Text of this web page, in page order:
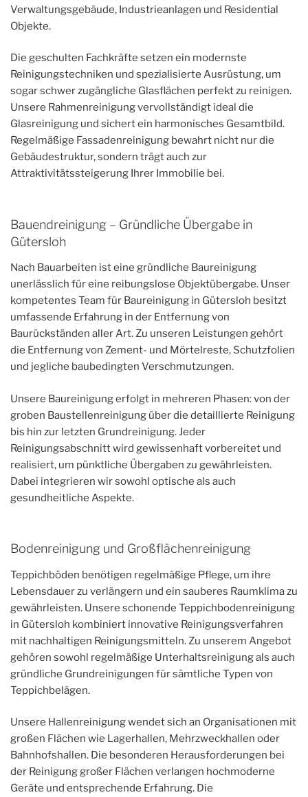
Verwaltungsgebäude, Industrieanlagen und Residential
Objekte.
Die geschulten Fachkräfte setzen ein modernste
Reinigungstechniken und spezialisierte Ausrüstung, um
sogar schwer zugängliche Glasflächen perfekt zu reinigen.
Unsere Rahmenreinigung vervollständigt ideal die
Glasreinigung und sichert ein harmonisches Gesamtbild.
Regelmäßige Fassadenreinigung bewahrt nicht nur die
Gebäudestruktur, sondern trägt auch zur
Attraktivitätssteigerung Ihrer Immobilie bei.
Bauendreinigung – Gründliche Übergabe in
Gütersloh
Nach Bauarbeiten ist eine gründliche Baureinigung
unerlässlich für eine reibungslose Objektübergabe. Unser
kompetentes Team für Baureinigung in Gütersloh besitzt
umfassende Erfahrung in der Entfernung von
Baurückständen aller Art. Zu unseren Leistungen gehört
die Entfernung von Zement- und Mörtelreste, Schutzfolien
und jegliche baubedingten Verschmutzungen.
Unsere Baureinigung erfolgt in mehreren Phasen: von der
groben Baustellenreinigung über die detaillierte Reinigung
bis hin zur letzten Grundreinigung. Jeder
Reinigungsabschnitt wird gewissenhaft vorbereitet und
realisiert, um pünktliche Übergaben zu gewährleisten.
Dabei integrieren wir sowohl optische als auch
gesundheitliche Aspekte.
Bodenreinigung und Großflächenreinigung
Teppichböden benötigen regelmäßige Pflege, um ihre
Lebensdauer zu verlängern und ein sauberes Raumklima zu
gewährleisten. Unsere schonende Teppichbodenreinigung
in Gütersloh kombiniert innovative Reinigungsverfahren
mit nachhaltigen Reinigungsmitteln. Zu unserem Angebot
gehören sowohl regelmäßige Unterhaltsreinigung als auch
gründliche Grundreinigungen für sämtliche Typen von
Teppichbelägen.
Unsere Hallenreinigung wendet sich an Organisationen mit
großen Flächen wie Lagerhallen, Mehrzweckhallen oder
Bahnhofshallen. Die besonderen Herausforderungen bei
der Reinigung großer Flächen verlangen hochmoderne
Geräte und entsprechende Erfahrung. Die